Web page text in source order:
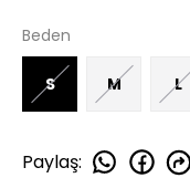
Beden
S M L
Paylaş: